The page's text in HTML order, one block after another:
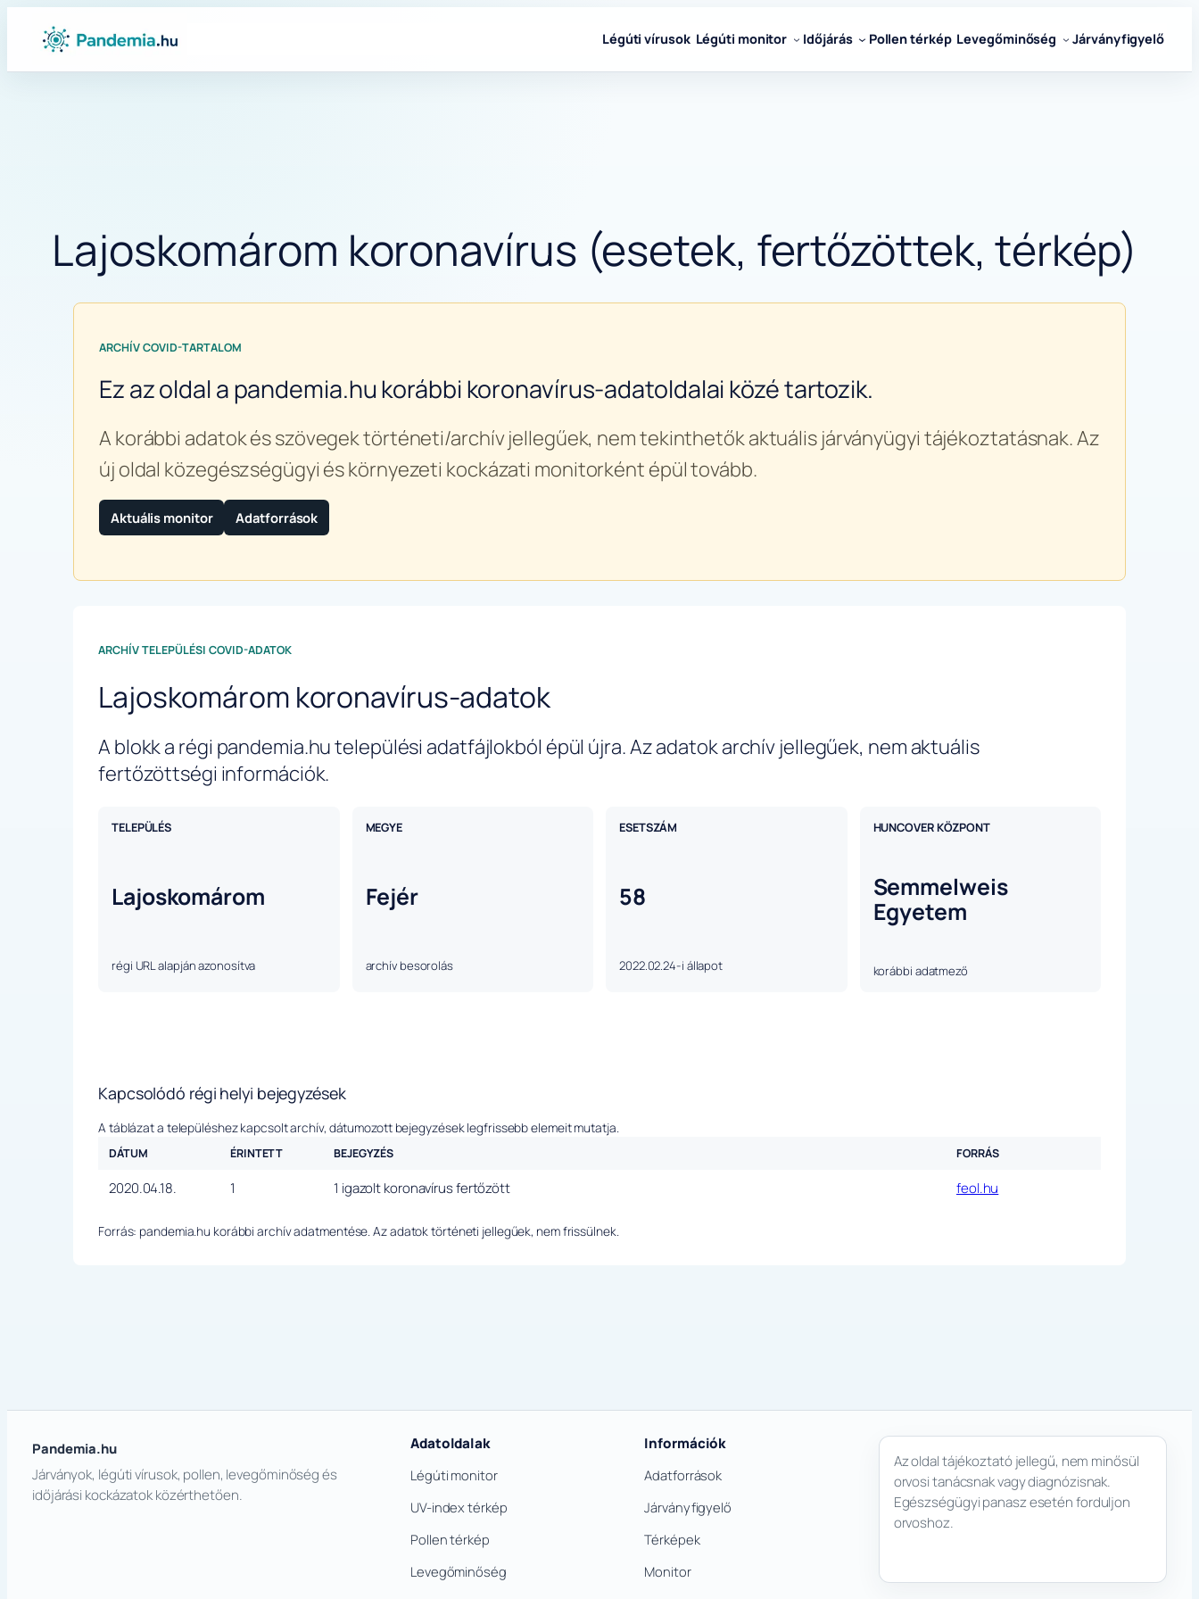
Ugrás
tartalomhoz
Légúti vírusok Légúti monitor Időjárás Pollen térkép Levegőminőség Járványfigyelő
Lajoskomárom koronavírus (esetek, fertőzöttek, térkép)
ARCHÍV COVID-TARTALOM
Ez az oldal a pandemia.hu korábbi koronavírus-adatoldalai közé tartozik.
A korábbi adatok és szövegek történeti/archív jellegűek, nem tekinthetők aktuális járványügyi tájékoztatásnak. Az
új oldal közegészségügyi és környezeti kockázati monitorként épül tovább.
Aktuális monitor Adatforrások
ARCHÍV TELEPÜLÉSI COVID-ADATOK
Lajoskomárom koronavírus-adatok
A blokk a régi pandemia.hu települési adatfájlokból épül újra. Az adatok archív jellegűek, nem aktuális
fertőzöttségi információk.
TELEPÜLÉS
Lajoskomárom
régi URL alapján azonosítva
MEGYE
Fejér
archív besorolás
ESETSZÁM
58
2022.02.24-i állapot
HUNCOVER KÖZPONT
Semmelweis
Egyetem
korábbi adatmező
Kapcsolódó régi helyi bejegyzések
A táblázat a településhez kapcsolt archív, dátumozott bejegyzések legfrissebb elemeit mutatja.
DÁTUM ÉRINTETT BEJEGYZÉS FORRÁS
2020.04.18. 1 1 igazolt koronavírus fertőzött feol.hu
Forrás: pandemia.hu korábbi archív adatmentése. Az adatok történeti jellegűek, nem frissülnek.
Pandemia.hu
Járványok, légúti vírusok, pollen, levegőminőség és
időjárási kockázatok közérthetően.
Adatoldalak
Légúti monitor
UV-index térkép
Pollen térkép
Levegőminőség
Információk
Adatforrások
Járványfigyelő
Térképek
Monitor
Az oldal tájékoztató jellegű, nem minősül
orvosi tanácsnak vagy diagnózisnak.
Egészségügyi panasz esetén forduljon
orvoshoz.